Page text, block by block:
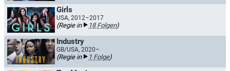
Girls
USA, 2012–2017
(Regie in 18 Folgen)
Industry
GB/USA, 2020–
(Regie in 1 Folge)